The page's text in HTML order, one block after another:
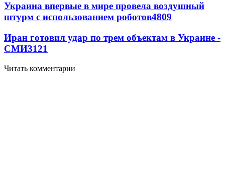
Украина впервые в мире провела воздушный
штурм с использованием роботов4809
Иран готовил удар по трем объектам в Украине -
СМИ3121
Читать комментарии